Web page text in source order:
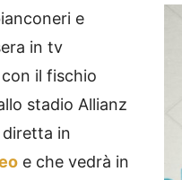
e
in tv
con il fischio
stadio Allianz
diretta in
e che vedrà in